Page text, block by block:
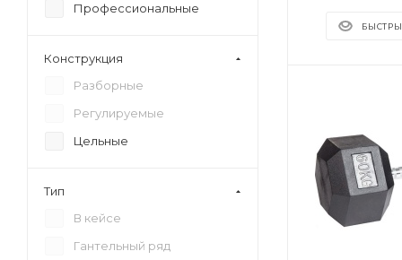
FITEX
IMPULSE
InEx
Профессиональные
Конструкция
Разборные
Регулируемые
Цельные
Тип
В кейсе
Гантельный ряд